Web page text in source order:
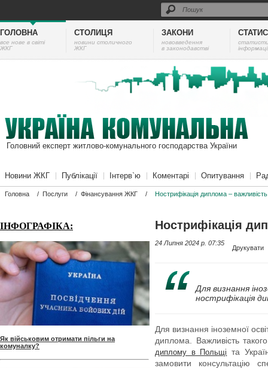
ГОЛОВНА
все нове в світі
ЖКГ
СТОЛИЦЯ
новини столичного
ЖКГ
ЗАКОНИ
нововведення
в законодавстві
Головний експерт житлово-комунального господарства України
Новини ЖКГ Публікації Інтерв`ю Коментарі Опитування
Головна / Послуги / Фінансування ЖКГ / Нострифікація диплома –
ІНФОГРАФІКА:
Як військовим отримати пільги на
комуналку?
Нострифікація
24 Липня 2024 p. 07:35
Друкувати
Для визнання
нострифікація
Для визнання іноземної
диплома. Важливість
диплому в Польщі та
замовити консультацію